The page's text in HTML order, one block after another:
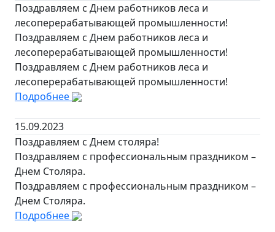
Поздравляем с Днем работников леса и
лесоперерабатывающей промышленности!
Поздравляем с Днем работников леса и
лесоперерабатывающей промышленности!
Поздравляем с Днем работников леса и
лесоперерабатывающей промышленности!
Подробнее
15.09.2023
Поздравляем с Днем столяра!
Поздравляем с профессиональным праздником –
Днем Столяра.
Поздравляем с профессиональным праздником –
Днем Столяра.
Подробнее